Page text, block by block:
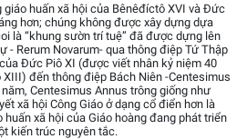
giáo huấn xã hội của Bênêđíctô XVI và Đức
hơn; chúng không được xây dựng dựa
là “khung sườn trí tuệ” đã được dựng lên
- Rerum Novarum- qua thông điệp Tứ Thập
Đức Piô XI (được viết nhân kỷ niệm 40
đến thông điệp Bách Niên -Centesimus
Centesimus Annus trông giống như
xã hội Công Giáo ở dạng cổ điển hơn là
xã hội của Giáo hoàng đang phát triển
kiến trúc nguyên tắc.